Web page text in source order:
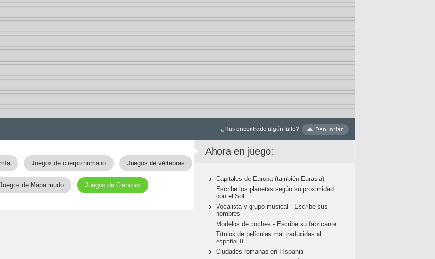
¿Has encontrado algún fallo?
Juegos de cuerpo humano Juegos de vértebras
de Mapa mudo Juegos de Ciencias
Ahora en juego:
Capitales de Europa (también Eurasia)
Escribe los planetas según su proximidad
con el Sol
Vocalista y grupo musical - Escribe sus
nombres
Modelos de coches - Escribe su fabricante
Títulos de películas mal traducidas al
español II
Ciudades romanas en Hispania